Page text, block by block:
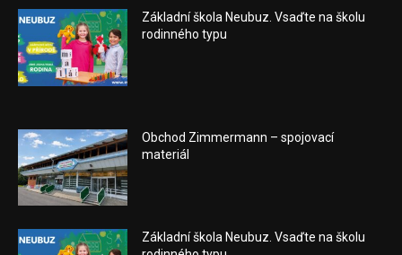
Základní škola Neubuz. Vsaďte na školu
rodinného typu
Obchod Zimmermann – spojovací
materiál
Základní škola Neubuz. Vsaďte na školu